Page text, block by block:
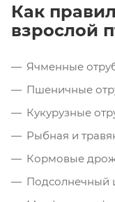
Как
взрослой
Ячменные
Пшеничные
Кукурузные
Рыбная и
Кормовые
Подсолнечный